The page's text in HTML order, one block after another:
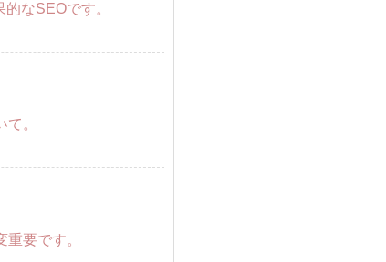
なSEOです。
。
要です。